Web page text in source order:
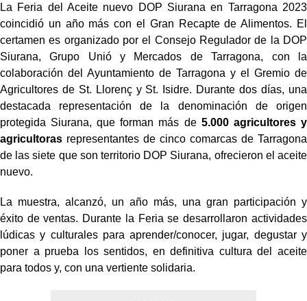
La Feria del Aceite nuevo DOP Siurana en Tarragona 2023
coincidió un año más con el Gran Recapte de Alimentos. El
certamen es organizado por el Consejo Regulador de la DOP
Siurana, Grupo Unió y Mercados de Tarragona, con la
colaboración del Ayuntamiento de Tarragona y el Gremio de
Agricultores de St. Llorenç y St. Isidre. Durante dos días, una
destacada representación de la denominación de origen
protegida Siurana, que forman más de 5.000 agricultores y
agricultoras representantes de cinco comarcas de Tarragona
de las siete que son territorio DOP Siurana, ofrecieron el aceite
nuevo.
La muestra, alcanzó, un año más, una gran participación y
éxito de ventas. Durante la Feria se desarrollaron actividades
lúdicas y culturales para aprender/conocer, jugar, degustar y
poner a prueba los sentidos, en definitiva cultura del aceite
para todos y, con una vertiente solidaria.